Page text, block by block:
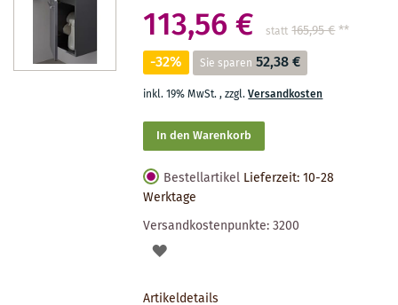
113,56 € statt 165,95 €**
-32% Sie sparen 52,38 €
inkl. 19% MwSt.,zzgl.Versandkosten
In den Warenkorb
Bestellartikel Lieferzeit: 10-28
Werktage
Versandkostenpunkte:3200
AUF
Artikeldetails